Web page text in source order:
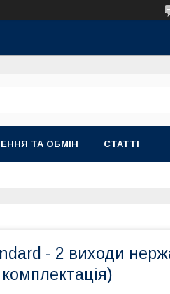
ТА ОБМІН СТАТТІ
- 2 виходи